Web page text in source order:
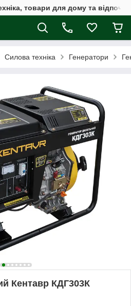
товари для дому та
Силова техніка Генератори
Кентавр КДГ303К